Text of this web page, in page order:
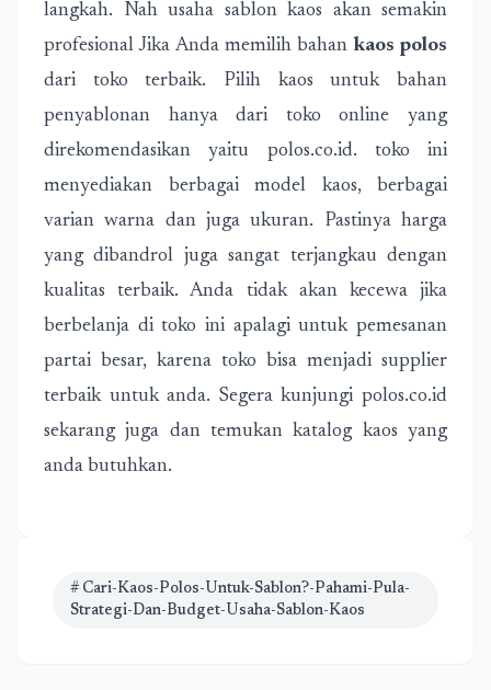
langkah. Nah usaha sablon kaos akan semakin
profesional Jika Anda memilih bahan kaos polos
dari toko terbaik. Pilih kaos untuk bahan
penyablonan hanya dari toko online yang
direkomendasikan yaitu polos.co.id. toko ini
menyediakan berbagai model kaos, berbagai
varian warna dan juga ukuran. Pastinya harga
yang dibandrol juga sangat terjangkau dengan
kualitas terbaik. Anda tidak akan kecewa jika
berbelanja di toko ini apalagi untuk pemesanan
partai besar, karena toko bisa menjadi supplier
terbaik untuk anda. Segera kunjungi polos.co.id
sekarang juga dan temukan katalog kaos yang
anda butuhkan.
# Cari-Kaos-Polos-Untuk-Sablon?-Pahami-Pula-
Strategi-Dan-Budget-Usaha-Sablon-Kaos